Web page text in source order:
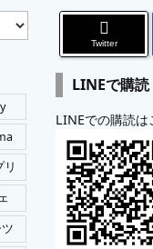
リ
Twitter
LINEで購読
LINEでの購読は